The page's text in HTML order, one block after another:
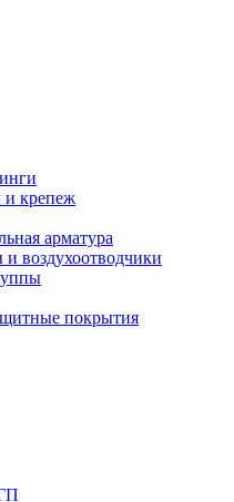
и крепеж
арматура
воздухоотводчики
покрытия